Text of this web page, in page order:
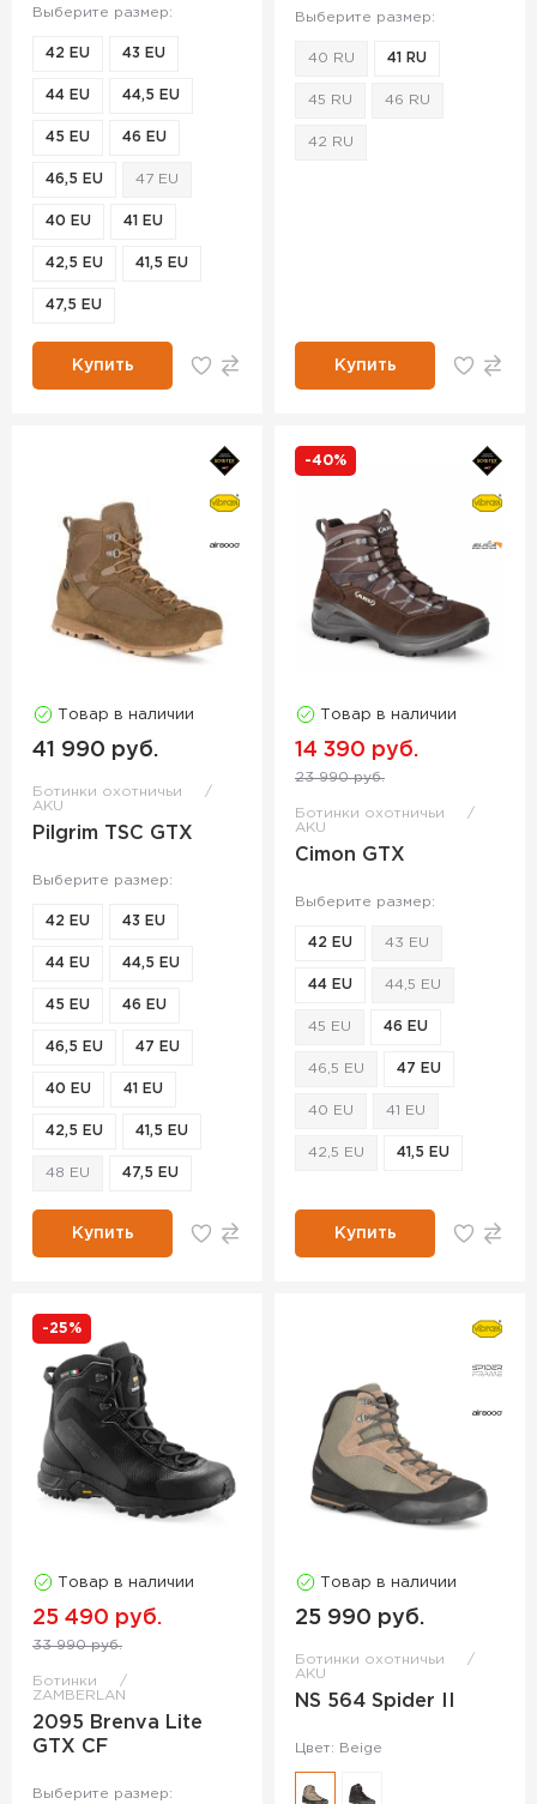
Выберите размер:
42 EU 43 EU
44 EU 44,5 EU
45 EU 46 EU
46,5 EU 47 EU
40 EU 41 EU
42,5 EU 41,5 EU
47,5 EU
Купить
Выберите размер:
40 RU 41 RU
45 RU 46 RU
42 RU
Купить
Товар в наличии
41 990 руб.
Ботинки охотничьи
AKU
Pilgrim TSC GTX
Выберите размер:
42 EU 43 EU
44 EU 44,5 EU
45 EU 46 EU
46,5 EU 47 EU
40 EU 41 EU
42,5 EU 41,5 EU
48 EU 47,5 EU
Купить
-40%
Товар в наличии
14 390 руб.
23 990 руб.
Ботинки охотничьи
AKU
Cimon GTX
Выберите размер:
42 EU 43 EU
44 EU 44,5 EU
45 EU 46 EU
46,5 EU 47 EU
40 EU 41 EU
42,5 EU 41,5 EU
Купить
-25%
Товар в наличии
25 490 руб.
33 990 руб.
Ботинки
ZAMBERLAN
2095 Brenva Lite
GTX CF
Выберите размер:
Товар в наличии
25 990 руб.
Ботинки охотничьи
AKU
NS 564 Spider II
Цвет: Beige